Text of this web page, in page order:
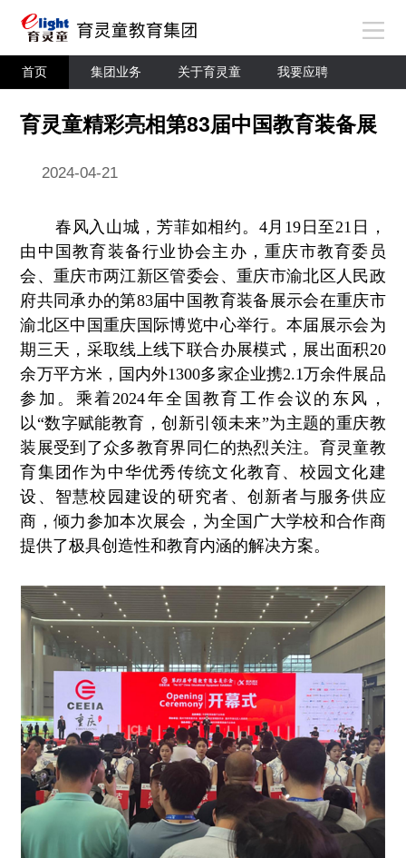
首页 集团业务 关于育灵童 我要应聘
育灵童精彩亮相第83届中国教育装备展
2024-04-21
春风入山城，芳菲如相约。4月19日至21日，
由中国教育装备行业协会主办，重庆市教育委员
会、重庆市两江新区管委会、重庆市渝北区人民政
府共同承办的第83届中国教育装备展示会在重庆市
渝北区中国重庆国际博览中心举行。本届展示会为
期三天，采取线上线下联合办展模式，展出面积20
余万平方米，国内外1300多家企业携2.1万余件展品
参加。乘着2024年全国教育工作会议的东风，
以“数字赋能教育，创新引领未来”为主题的重庆教
装展受到了众多教育界同仁的热烈关注。育灵童教
育集团作为中华优秀传统文化教育、校园文化建
设、智慧校园建设的研究者、创新者与服务供应
商，倾力参加本次展会，为全国广大学校和合作商
提供了极具创造性和教育内涵的解决方案。